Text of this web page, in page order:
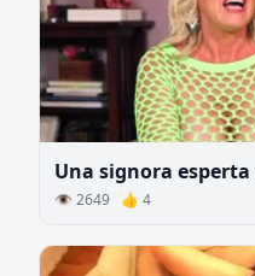
👁 2649 👍 4